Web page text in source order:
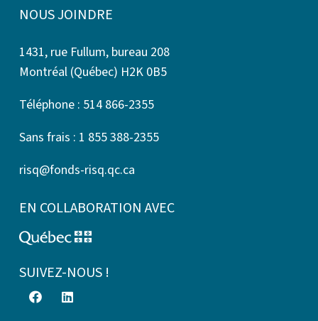
NOUS JOINDRE
1431, rue Fullum, bureau 208
Montréal (Québec) H2K 0B5
Téléphone : 514 866-2355
Sans frais : 1 855 388-2355
risq@fonds-risq.qc.ca
EN COLLABORATION AVEC
SUIVEZ-NOUS !